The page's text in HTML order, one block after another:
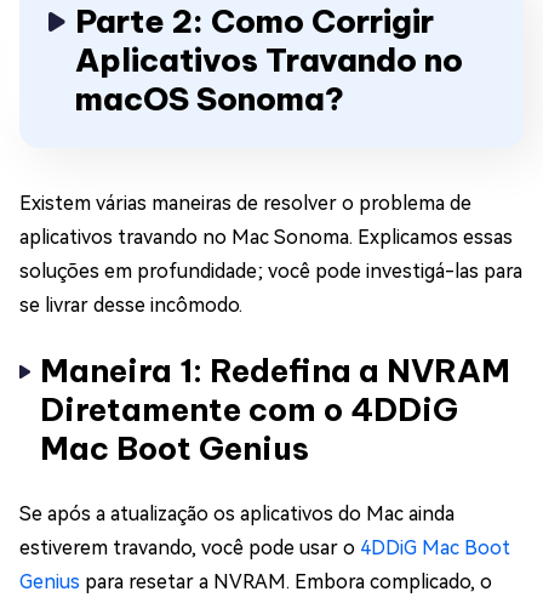
Parte 2: Como Corrigir
Aplicativos Travando no
macOS Sonoma?
Existem várias maneiras de resolver o problema de
aplicativos travando no Mac Sonoma. Explicamos essas
soluções em profundidade; você pode investigá-las para
se livrar desse incômodo.
Maneira 1: Redefina a NVRAM
Diretamente com o 4DDiG
Mac Boot Genius
Se após a atualização os aplicativos do Mac ainda
estiverem travando, você pode usar o 4DDiG Mac Boot
Genius para resetar a NVRAM. Embora complicado, o